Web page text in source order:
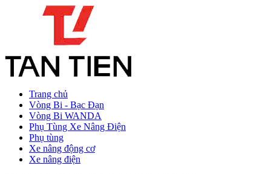
Trang chủ
Vòng Bi - Bạc Đạn
Vòng Bi WANDA
Phụ Tùng Xe Nâng Điện
Phụ tùng
Xe nâng động cơ
Xe nâng điện